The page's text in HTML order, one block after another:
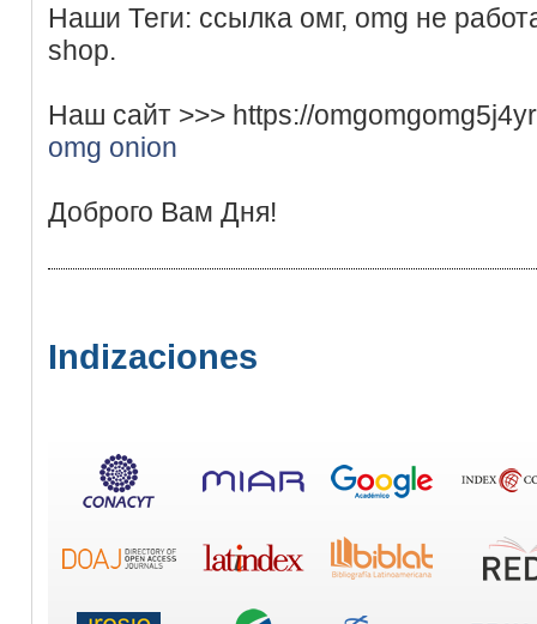
Наши Теги: ссылка омг, omg не
shop.
Наш сайт >>> https://
omg onion
Доброго Вам Дня!
Indizaciones